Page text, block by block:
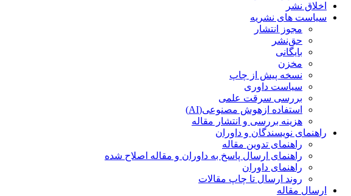
اخلاق نشر
سیاست های نشریه
مجوز انتشار
حق‌نشر
بایگانی
مخزن
نسخه پیش از چاپ
سیاست داوری
بررسی سرقت علمی
استفاده ازهوش مصنوعی(AI)
هزینه بررسی و انتشار مقاله
راهنمای نویسندگان و داوران
راهنمای تدوین مقاله
راهنمای ارسال پاسخ به داوران و مقاله اصلاح شده
راهنمای داوران
روند ارسال تا چاپ مقالات
ارسال مقاله